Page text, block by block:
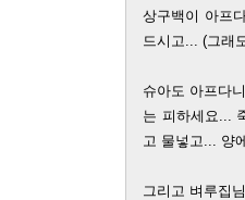
상구백이 아프
드시고... (그래
슈아도 아프다
는 피하세요...
고 물넣고... 양
그리고 벼루집